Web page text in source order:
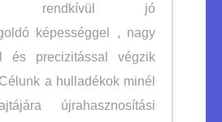
rendkívül jó
képességgel , nagy
és precizitással végzik
a hulladékok minél
újrahasznosítási